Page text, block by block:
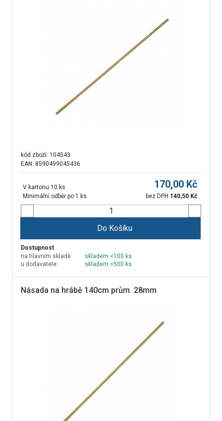
kód zboží: 104543
EAN: 8590499045436
V kartonu 10 ks
Minimální odběr po 1 ks
170,00 Kč
bez DPH 140,50 Kč
Do Košíku
Dostupnost
na hlavním skladě:
skladem <100 ks
u dodavatele:
skladem >500 ks
Násada na hrábě 140cm prům. 28mm